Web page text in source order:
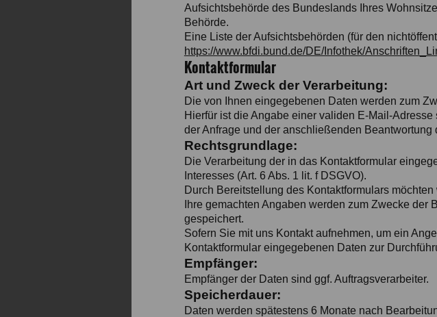
Aufsichtsbehörde des Bundeslands Ihres
Behörde.
Eine Liste der Aufsichtsbehörden (für den
https://www.bfdi.bund.de/DE/Infothek/
Kontaktformular
Art und Zweck der Verarbeitung:
Die von Ihnen eingegebenen Daten werden zum
Hierfür ist die Angabe einer validen E-Mail-
der Anfrage und der anschließenden
Rechtsgrundlage:
Die Verarbeitung der in das Kontaktformular
Interesses (Art. 6 Abs. 1 lit. f DSGVO).
Durch Bereitstellung des Kontaktformulars
Ihre gemachten Angaben werden zum Zwecke
gespeichert.
Sofern Sie mit uns Kontakt aufnehmen, um ein
Kontaktformular eingegebenen Daten zur
Empfänger:
Empfänger der Daten sind ggf. Auftragsverarbeiter.
Speicherdauer:
Daten werden spätestens 6 Monate nach